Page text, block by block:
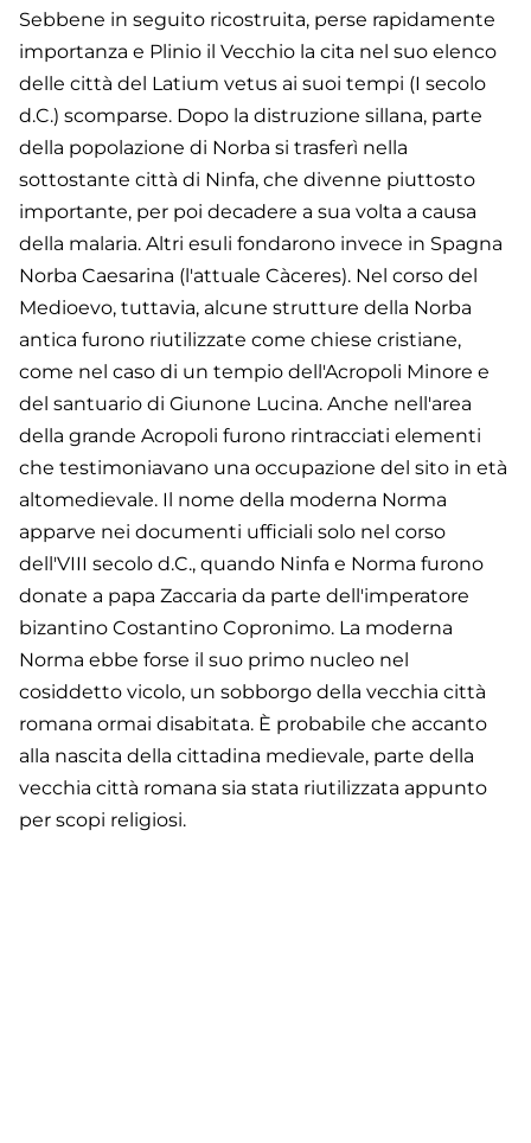
Sebbene in seguito ricostruita, perse rapidamente
importanza e Plinio il Vecchio la cita nel suo elenco
delle città del Latium vetus ai suoi tempi (I secolo
d.C.) scomparse. Dopo la distruzione sillana, parte
della popolazione di Norba si trasferì nella
sottostante città di Ninfa, che divenne piuttosto
importante, per poi decadere a sua volta a causa
della malaria. Altri esuli fondarono invece in Spagna
Norba Caesarina (l'attuale Càceres). Nel corso del
Medioevo, tuttavia, alcune strutture della Norba
antica furono riutilizzate come chiese cristiane,
come nel caso di un tempio dell'Acropoli Minore e
del santuario di Giunone Lucina. Anche nell'area
della grande Acropoli furono rintracciati elementi
che testimoniavano una occupazione del sito in età
altomedievale. Il nome della moderna Norma
apparve nei documenti ufficiali solo nel corso
dell'VIII secolo d.C., quando Ninfa e Norma furono
donate a papa Zaccaria da parte dell'imperatore
bizantino Costantino Copronimo. La moderna
Norma ebbe forse il suo primo nucleo nel
cosiddetto vicolo, un sobborgo della vecchia città
romana ormai disabitata. È probabile che accanto
alla nascita della cittadina medievale, parte della
vecchia città romana sia stata riutilizzata appunto
per scopi religiosi.